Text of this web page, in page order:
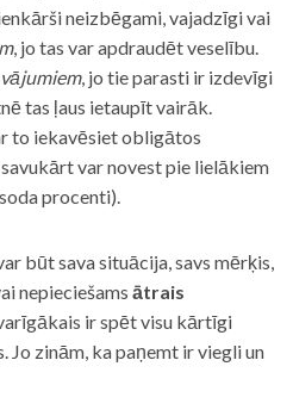
neizbēgami, vajadzīgi vai
, jo tas var apdraudēt veselību.
, jo tie parasti ir izdevīgi
tas ļaus ietaupīt vairāk.
to iekavēsiet obligātos
var novest pie lielākiem
procenti).
būt sava situācija, savs mērķis,
nepieciešams ātrais
ir spēt visu kārtīgi
zinām, ka paņemt ir viegli un